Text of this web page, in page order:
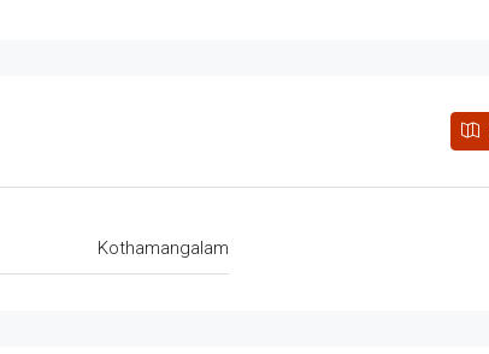
Kothamangalam